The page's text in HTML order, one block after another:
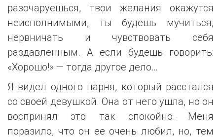
разочаруешься, твои желания окажутся
неисполнимыми, ты будешь мучиться,
нервничать и чувствовать себя
раздавленным. А если будешь говорить:
«Хорошо!» — тогда другое дело…
Я видел одного парня, который расстался
со своей девушкой. Она от него ушла, но он
воспринял это так спокойно. Меня
поразило, что он ее очень любил, но, тем